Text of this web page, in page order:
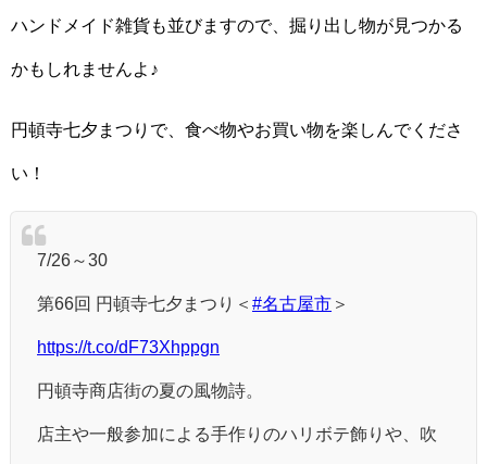
ハンドメイド雑貨も並びますので、掘り出し物が見つかる
かもしれませんよ♪
円頓寺七夕まつりで、食べ物やお買い物を楽しんでくださ
い！
7/26～30
第66回 円頓寺七夕まつり＜ #名古屋市 ＞
https://t.co/dF73Xhppgn
円頓寺商店街の夏の風物詩。
店主や一般参加による手作りのハリボテ飾りや、吹